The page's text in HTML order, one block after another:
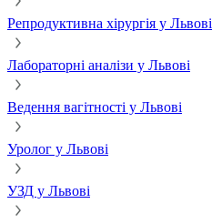
Репродуктивна хірургія у Львові
Лабораторні аналізи у Львові
Ведення вагітності у Львові
Уролог у Львові
УЗД у Львові